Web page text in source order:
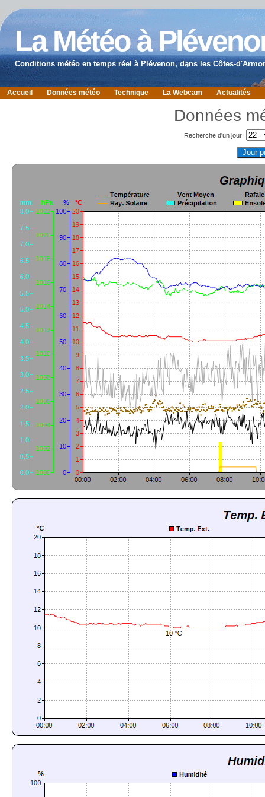
La Météo à
Conditions météo en temps réel à Plévenon, dans les Côtes-
Accueil Données météo Technique La Webcam Actualités
Données
Recherche d'un jour: